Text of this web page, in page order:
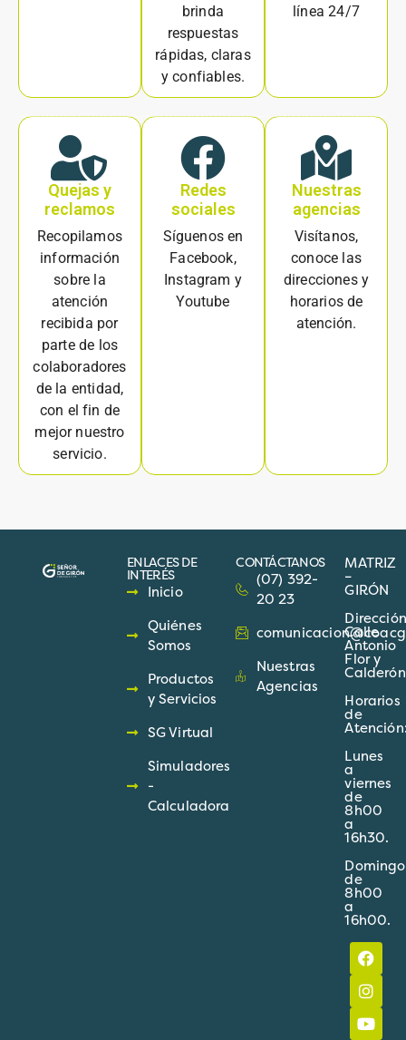
brinda
respuestas
rápidas, claras
y confiables.
línea 24/7
Quejas y
reclamos
Recopilamos
información
sobre la
atención
recibida por
parte de los
colaboradores
de la entidad,
con el fin de
mejor nuestro
servicio.
Redes
sociales
Síguenos en
Facebook,
Instagram y
Youtube
Nuestras
agencias
Visítanos,
conoce las
direcciones y
horarios de
atención.
ENLACES DE
INTERÉS
Inicio
Quiénes
Somos
Productos
y Servicios
SG Virtual
Simuladores
-
Calculadora
CONTÁCTANOS
(07) 392-
20 23
Nuestras
Agencias
MATRIZ
–
GIRÓN
Calle
Antonio
Flor y
Calderón
Horarios
de
Lunes
a
viernes
de
8h00
a
16h30.
de
8h00
a
16h00.